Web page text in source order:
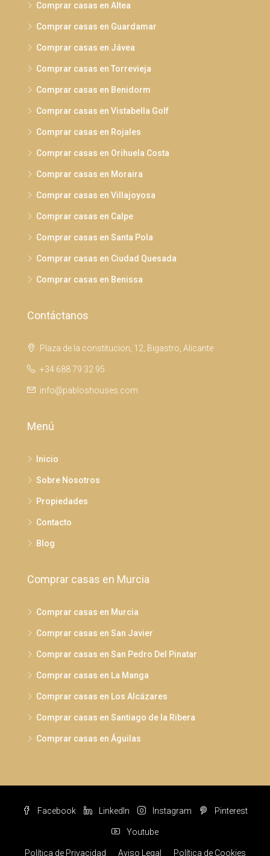
Comprar casas en Altea
Comprar casas en Guardamar
Comprar casas en Jávea
Comprar casas en Torrevieja
Comprar casas en Benidorm
Comprar casas en Vistabella Golf
Comprar casas en Rojales
Comprar casas en Orihuela Costa
Comprar casas en Moraira
Comprar casas en Villajoyosa
Comprar casas en Calpe
Comprar casas en Santa Pola
Comprar casas en Ciudad Quesada
Comprar casas en Benissa
Contáctanos
Plaza de la constitucion, 12, Bigastro, Alicante
+34 688 79 32 95
info@pabloshouses.com
Menú
Inicio
Sobre Nosotros
Propiedades
Contacto
Blog
Comprar casas en Murcia
Comprar casas en Murcia
Comprar casas en San Javier
Comprar casas en San Pedro Del Pinatar
Comprar casas en La Manga
Comprar casas en Los Alcázares
Comprar casas en Santiago de la Ribera
Comprar casas en Águilas
Facebook LinkedIn Instagram Pinterest
Youtube
Política de Privacidad Aviso Legal Política de Cookies